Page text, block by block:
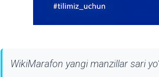
WikiMarafon yangi manzillar sari